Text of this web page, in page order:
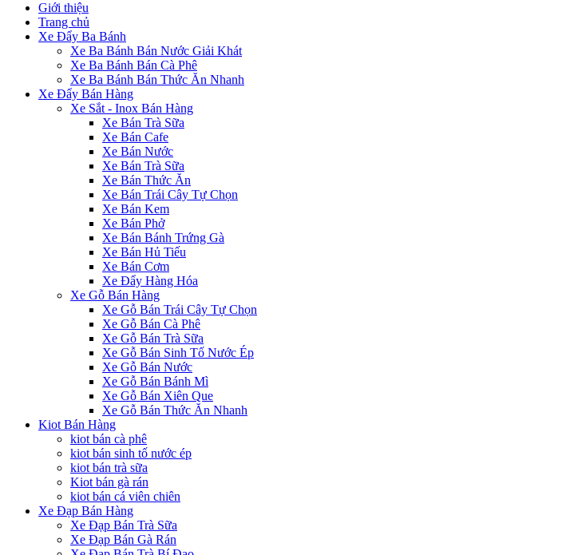
Giới thiệu
Trang chủ
Xe Đẩy Ba Bánh
Xe Ba Bánh Bán Nước Giải Khát
Xe Ba Bánh Bán Cà Phê
Xe Ba Bánh Bán Thức Ăn Nhanh
Xe Đẩy Bán Hàng
Xe Sắt - Inox Bán Hàng
Xe Bán Trà Sữa
Xe Bán Cafe
Xe Bán Nước
Xe Bán Trà Sữa
Xe Bán Thức Ăn
Xe Bán Trái Cây Tự Chọn
Xe Bán Kem
Xe Bán Phở
Xe Bán Bánh Trứng Gà
Xe Bán Hủ Tiếu
Xe Bán Cơm
Xe Đẩy Hàng Hóa
Xe Gỗ Bán Hàng
Xe Gỗ Bán Trái Cây Tự Chọn
Xe Gỗ Bán Cà Phê
Xe Gỗ Bán Trà Sữa
Xe Gỗ Bán Sinh Tố Nước Ép
Xe Gỗ Bán Nước
Xe Gỗ Bán Bánh Mì
Xe Gỗ Bán Xiên Que
Xe Gỗ Bán Thức Ăn Nhanh
Kiot Bán Hàng
kiot bán cà phê
kiot bán sinh tố nước ép
kiot bán trà sữa
Kiot bán gà rán
kiot bán cá viên chiên
Xe Đạp Bán Hàng
Xe Đạp Bán Trà Sữa
Xe Đạp Bán Gà Rán